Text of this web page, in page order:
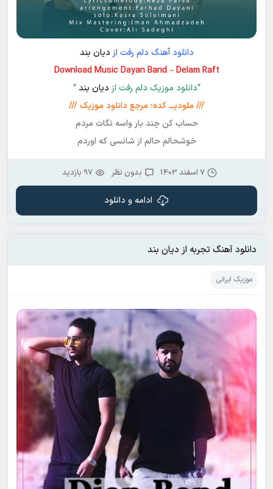
دانلود آهنگ دلم رفت ازدیان بند
Download Music Dayan Band – Delam Raft
“دانلود موزیک دلم رفت ازدیان بند“
/// ملودیـــ کده؛ مرجع دانلود موزیک ///
حساب کن چند بار واسه نگات مردم
خوشحالم حالم از شانسی که اوردم
7 اسفند 1403 بدون نظر 97 بازدید
ادامه و دانلود
دانلود آهنگ تجربه از دیان بند
موزیک ایرانی